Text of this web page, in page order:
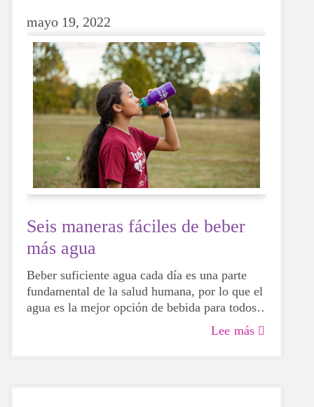
mayo 19, 2022
Seis maneras fáciles de beber
más agua
Beber suficiente agua cada día es una parte
fundamental de la salud humana, por lo que el
agua es la mejor opción de bebida para todos,
incluidas las niñas en edad de crecimiento.
Lee más